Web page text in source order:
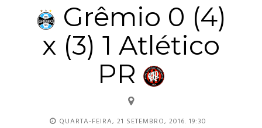
Grêmio 0 (4)
x (3) 1 Atlético
PR
QUARTA-FEIRA, 21 SETEMBRO, 2016. 19:30